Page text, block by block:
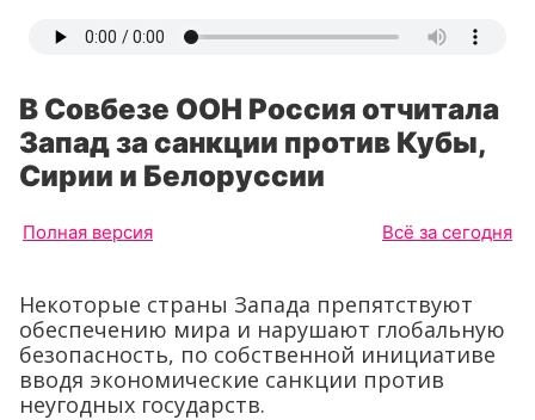
В Совбезе ООН Россия отчитала
Запад за санкции против Кубы,
Сирии и Белоруссии
Полная версия Всё за сегодня
Некоторые страны Запада препятствуют
обеспечению мира и нарушают глобальную
безопасность, по собственной инициативе
вводя экономические санкции против
неугодных государств.